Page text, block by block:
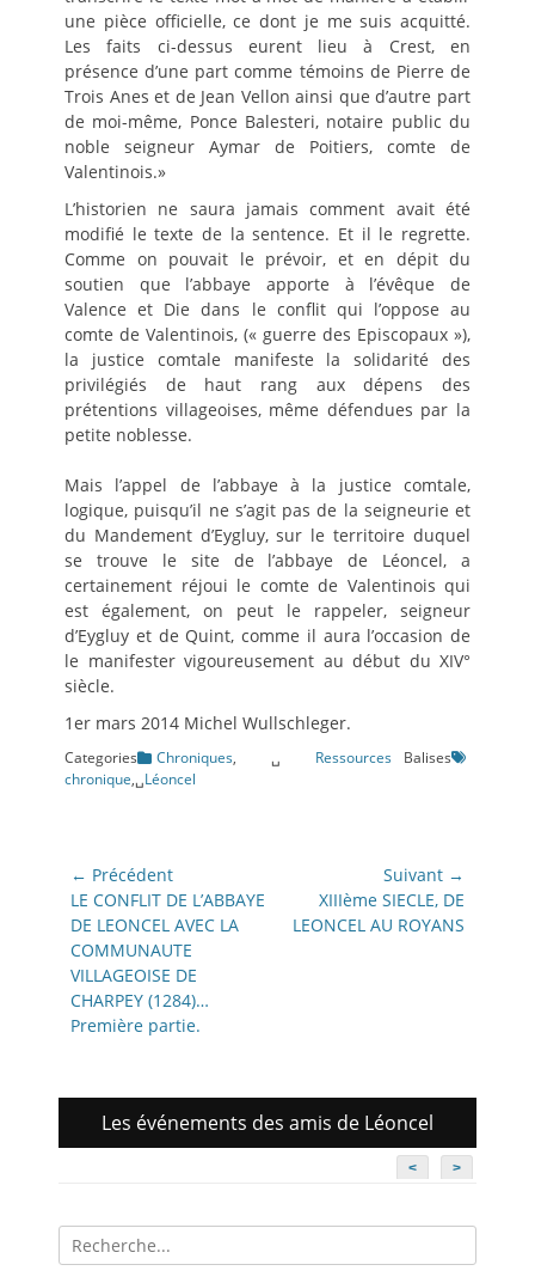
une pièce officielle, ce dont je me suis acquitté.
Les faits ci-dessus eurent lieu à Crest, en
présence d’une part comme témoins de Pierre de
Trois Anes et de Jean Vellon ainsi que d’autre part
de moi-même, Ponce Balesteri, notaire public du
noble seigneur Aymar de Poitiers, comte de
Valentinois.»
L’historien ne saura jamais comment avait été
modifié le texte de la sentence. Et il le regrette.
Comme on pouvait le prévoir, et en dépit du
soutien que l’abbaye apporte à l’évêque de
Valence et Die dans le conflit qui l’oppose au
comte de Valentinois, (« guerre des Episcopaux »),
la justice comtale manifeste la solidarité des
privilégiés de haut rang aux dépens des
prétentions villageoises, même défendues par la
petite noblesse.
Mais l’appel de l’abbaye à la justice comtale,
logique, puisqu’il ne s’agit pas de la seigneurie et
du Mandement d’Eygluy, sur le territoire duquel
se trouve le site de l’abbaye de Léoncel, a
certainement réjoui le comte de Valentinois qui
est également, on peut le rappeler, seigneur
d’Eygluy et de Quint, comme il aura l’occasion de
le manifester vigoureusement au début du XIV°
siècle.
1er mars 2014 Michel Wullschleger.
Categories Chroniques,␣ Ressources
Balises
chronique,␣Léoncel
Navigation
de
l’article
← Précédent
Article
précédent:
LE CONFLIT DE L’ABBAYE
DE LEONCEL AVEC LA
COMMUNAUTE
VILLAGEOISE DE
CHARPEY (1284)…
Première partie.
Suivant →
suivant:
XIIIème SIECLE, DE
LEONCEL AU ROYANS
Les événements des amis de Léoncel
< >
Recherche
pour: